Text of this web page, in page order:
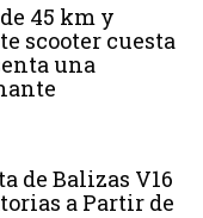
45 km y
scooter cuesta
una
de Balizas V16
a Partir de